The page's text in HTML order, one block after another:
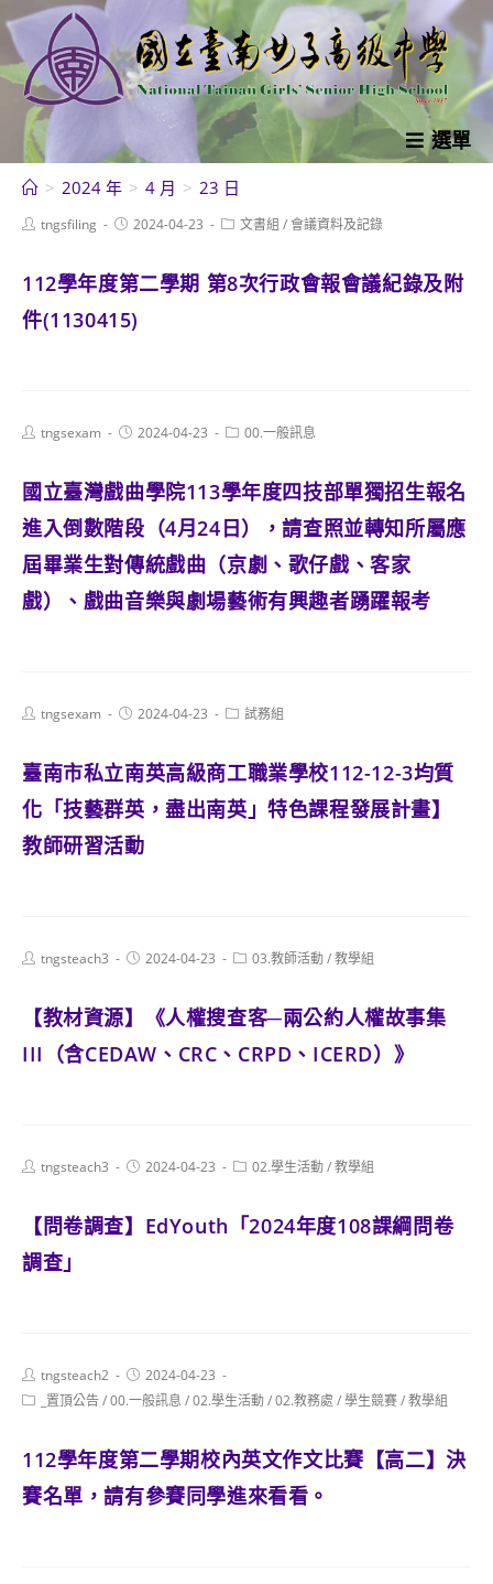
跳
轉
至
內
選單
> 2024 年 > 4 月 > 23 日
Posttngsfiling
Post2024-04-23
Post文書組 /會議資料及記錄
112學年度第二學期 第8次行政會報會議紀錄及附
件(1130415)
Posttngsexam
Post2024-04-23
Post00.一般訊息
國立臺灣戲曲學院113學年度四技部單獨招生報名
進入倒數階段（4月24日），請查照並轉知所屬應
屆畢業生對傳統戲曲（京劇、歌仔戲、客家
戲）、戲曲音樂與劇場藝術有興趣者踴躍報考
Posttngsexam
Post2024-04-23
Post試務組
臺南市私立南英高級商工職業學校112-12-3均質
化「技藝群英，盡出南英」特色課程發展計畫】
教師研習活動
Posttngsteach3
Post2024-04-23
Post03.教師活動/教學組
【教材資源】《人權搜查客─兩公約人權故事集
III（含CEDAW、CRC、CRPD、ICERD）》
Posttngsteach3
Post2024-04-23
Post02.學生活動/教學組
【問卷調查】EdYouth「2024年度108課綱問卷
調查」
Post
author:
tngsteach2
Post
published:
2024-04-23
Post _置頂公告/00.一般訊息 /02.學生活動/02.教務處 /學生競賽/教學組
112學年度第二學期校內英文作文比賽【高二】決
賽名單，請有參賽同學進來看看。